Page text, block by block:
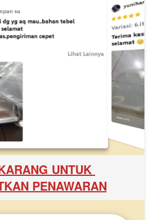
UNTUK
PENAWARAN